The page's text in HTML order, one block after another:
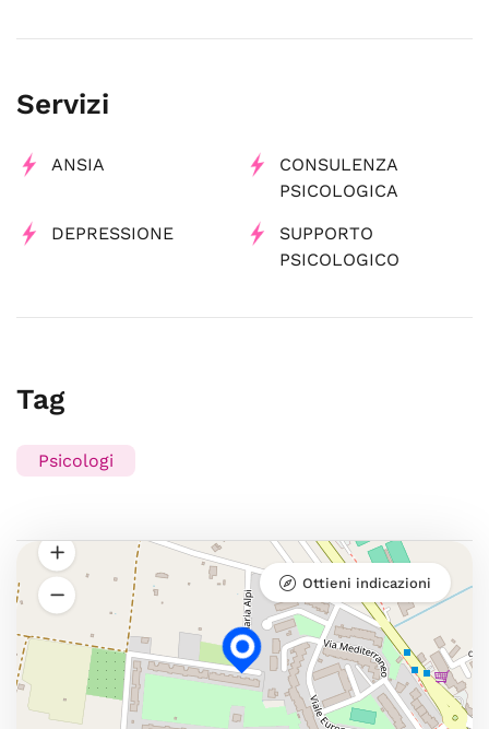
Servizi
ANSIA
CONSULENZA
PSICOLOGICA
DEPRESSIONE
SUPPORTO
PSICOLOGICO
Tag
Psicologi
Ottieni indicazioni